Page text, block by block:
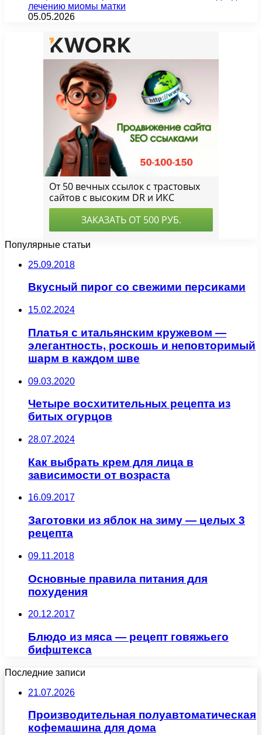
лечению миомы матки
05.05.2026
Популярные статьи
25.09.2018
Вкусный пирог со свежими персиками
15.02.2024
Платья с итальянским кружевом —
элегантность, роскошь и неповторимый
шарм в каждом шве
09.03.2020
Четыре восхитительных рецепта из
битых огурцов
28.07.2024
Как выбрать крем для лица в
зависимости от возраста
16.09.2017
Заготовки из яблок на зиму — целых 3
рецепта
09.11.2018
Основные правила питания для
похудения
20.12.2017
Блюдо из мяса — рецепт говяжьего
бифштекса
Последние записи
21.07.2026
Производительная полуавтоматическая
кофемашина для дома